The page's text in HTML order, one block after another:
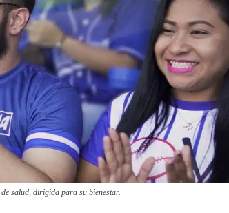
salud, dirigida para su bienestar.